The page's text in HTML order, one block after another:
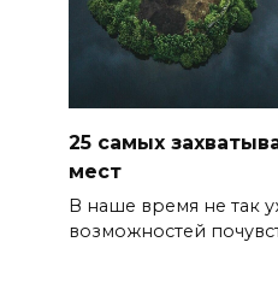
25 самых
мест
В наше время не так
возможностей